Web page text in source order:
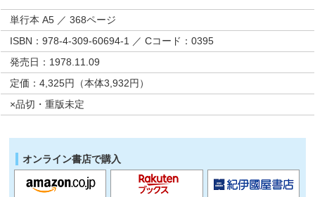
単行本 A5 ／ 368ページ
ISBN：978-4-309-60694-1 ／ Cコード：0395
発売日：1978.11.09
定価：4,325円（本体3,932円）
×品切・重版未定
オンライン書店で購入